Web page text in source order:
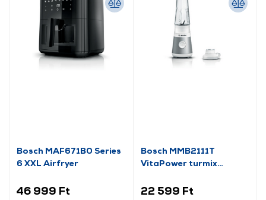
Bosch MAF671B0 Series
6 XXL Airfryer
46 999 Ft
Bosch MMB2111T
VitaPower turmix
22 599 Ft